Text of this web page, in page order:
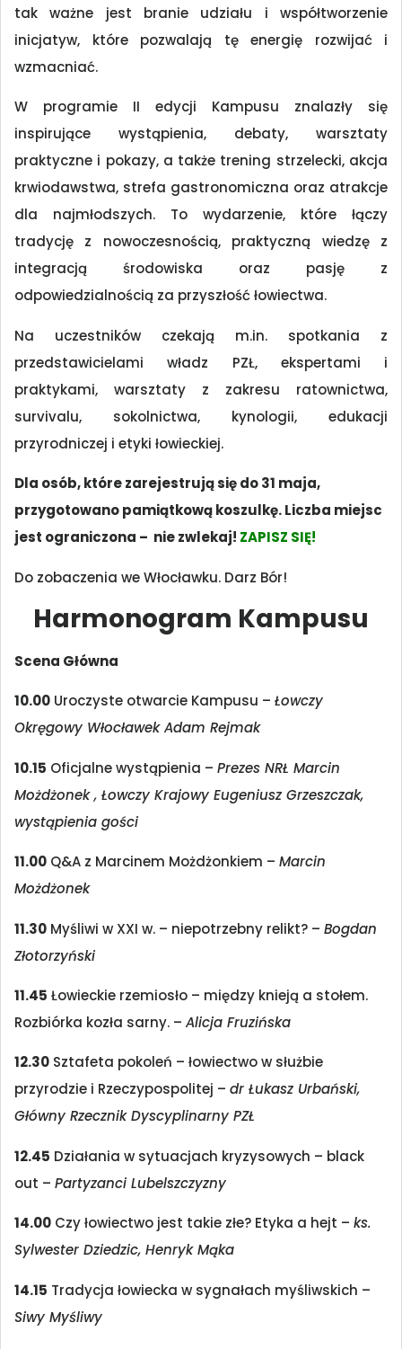
tak ważne jest branie udziału i współtworzenie
inicjatyw, które pozwalają tę energię rozwijać i
wzmacniać.
W programie II edycji Kampusu znalazły się
inspirujące wystąpienia, debaty, warsztaty
praktyczne i pokazy, a także trening strzelecki, akcja
krwiodawstwa, strefa gastronomiczna oraz atrakcje
dla najmłodszych. To wydarzenie, które łączy
tradycję z nowoczesnością, praktyczną wiedzę z
integracją środowiska oraz pasję z
odpowiedzialnością za przyszłość łowiectwa.
Na uczestników czekają m.in. spotkania z
przedstawicielami władz PZŁ, ekspertami i
praktykami, warsztaty z zakresu ratownictwa,
survivalu, sokolnictwa, kynologii, edukacji
przyrodniczej i etyki łowieckiej.
Dla osób, które zarejestrują się do 31 maja,
przygotowano pamiątkową koszulkę. Liczba miejsc
jest ograniczona – nie zwlekaj! ZAPISZ SIĘ!
Do zobaczenia we Włocławku. Darz Bór!
Harmonogram Kampusu
Scena Główna
10.00 Uroczyste otwarcie Kampusu – Łowczy
Okręgowy Włocławek Adam Rejmak
10.15 Oficjalne wystąpienia – Prezes NRŁ Marcin
Możdżonek , Łowczy Krajowy Eugeniusz Grzeszczak,
wystąpienia gości
11.00 Q&A z Marcinem Możdżonkiem – Marcin
Możdżonek
11.30 Myśliwi w XXI w. – niepotrzebny relikt? – Bogdan
Złotorzyński
11.45 Łowieckie rzemiosło – między knieją a stołem.
Rozbiórka kozła sarny. – Alicja Fruzińska
12.30 Sztafeta pokoleń – łowiectwo w służbie
przyrodzie i Rzeczypospolitej – dr Łukasz Urbański,
Główny Rzecznik Dyscyplinarny PZŁ
12.45 Działania w sytuacjach kryzysowych – black
out – Partyzanci Lubelszczyzny
14.00 Czy łowiectwo jest takie złe? Etyka a hejt – ks.
Sylwester Dziedzic, Henryk Mąka
14.15 Tradycja łowiecka w sygnałach myśliwskich –
Siwy Myśliwy